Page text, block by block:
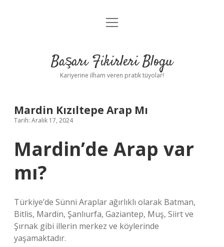
Anasayfa
Yasal Uyarı
menüyü
Başarı Fikirleri Blogu
Kariyerine ilham veren pratik tüyolar!
Mardin Kızıltepe Arap Mı
Tarih: Aralık 17, 2024
Mardin’de Arap var
mı?
Türkiye’de Sünni Araplar ağırlıklı olarak Batman,
Bitlis, Mardin, Şanlıurfa, Gaziantep, Muş, Siirt ve
Şırnak gibi illerin merkez ve köylerinde
yaşamaktadır.